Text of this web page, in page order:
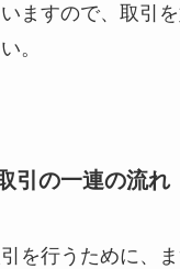
ますので、取引
。
引の一連の流れ
を行うために、